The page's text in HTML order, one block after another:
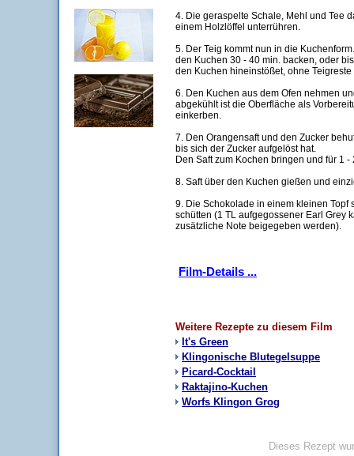
4. Die geraspelte Schale, Mehl und Tee
einem Holzlöffel unterrühren.
5. Der Teig kommt nun in die
den Kuchen 30 - 40 min. backen, oder
den Kuchen hineinstößet, ohne
6. Den Kuchen aus dem Ofen nehmen
abgekühlt ist die Oberfläche als
einkerben.
7. Den Orangensaft und den Zucker
bis sich der Zucker aufgelöst hat.
Den Saft zum Kochen bringen und für 1 -
8. Saft über den Kuchen gießen und
9. Die Schokolade in einem kleinen Topf
schütten (1 TL aufgegossener Earl Grey
zusätzliche Note beigegeben werden).
Film-Details ...
Weitere Rezepte zu diesem Film
It's Green
Klingonische Blutegelsuppe
Picard-Cocktail
Raktajino-Kuchen
Worfs Klingon Grog
Dieses Rezept